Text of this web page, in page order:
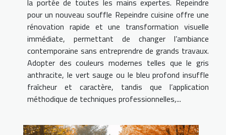
pour un nouveau souffle Repeindre cuisine offre une
rénovation rapide et une transformation visuelle
immédiate, permettant de changer l’ambiance
contemporaine sans entreprendre de grands travaux.
Adopter des couleurs modernes telles que le gris
anthracite, le vert sauge ou le bleu profond insuffle
fraîcheur et caractère, tandis que l’application
méthodique de techniques professionnelles,...